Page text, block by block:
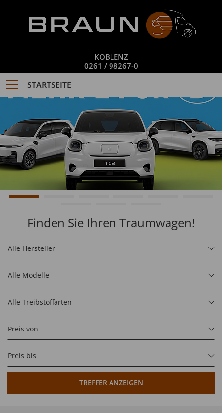
KOBLENZ
0261 / 98267-0
STARTSEITE
Finden Sie Ihren Traumwagen!
Alle Hersteller
Alle Modelle
Alle Treibstoffarten
Preis von
Preis bis
TREFFER ANZEIGEN